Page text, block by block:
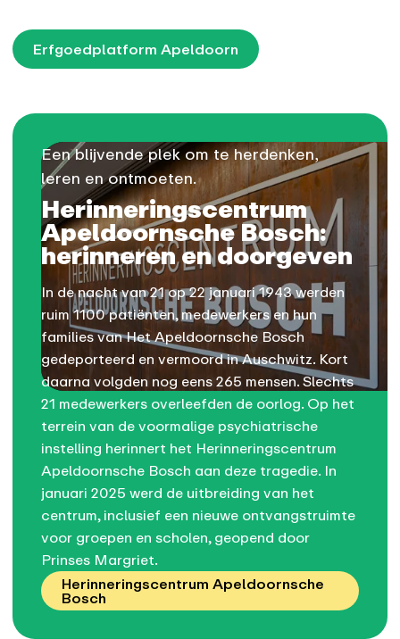
Erfgoedplatform Apeldoorn
Een blijvende plek om te herdenken,
leren en ontmoeten.
Herinneringscentrum
Apeldoornsche Bosch:
herinneren en doorgeven
In de nacht van 21 op 22 januari 1943 werden
ruim 1100 patiënten, medewerkers en hun
families van Het Apeldoornsche Bosch
gedeporteerd en vermoord in Auschwitz. Kort
daarna volgden nog eens 265 mensen. Slechts
21 medewerkers overleefden de oorlog. Op het
terrein van de voormalige psychiatrische
instelling herinnert het Herinneringscentrum
Apeldoornsche Bosch aan deze tragedie. In
januari 2025 werd de uitbreiding van het
centrum, inclusief een nieuwe ontvangstruimte
voor groepen en scholen, geopend door
Prinses Margriet.
Herinneringscentrum Apeldoornsche
Bosch